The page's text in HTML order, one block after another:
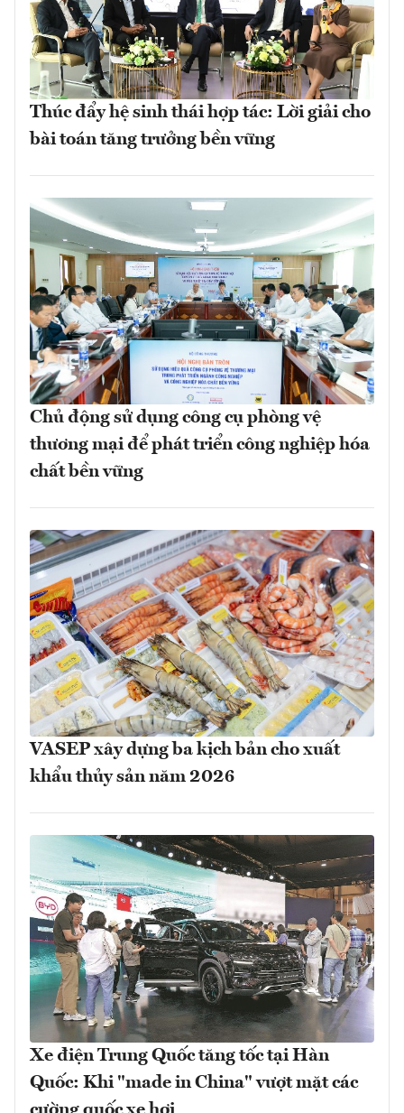
Thúc đẩy hệ sinh thái hợp tác: Lời giải cho
bài toán tăng trưởng bền vững
Chủ động sử dụng công cụ phòng vệ
thương mại để phát triển công nghiệp hóa
chất bền vững
VASEP xây dựng ba kịch bản cho xuất
khẩu thủy sản năm 2026
Xe điện Trung Quốc tăng tốc tại Hàn
Quốc: Khi "made in China" vượt mặt các